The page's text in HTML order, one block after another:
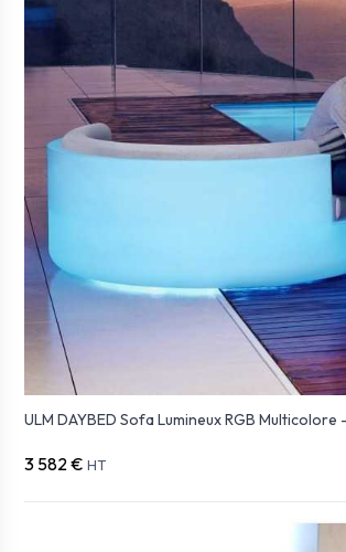
ULM DAYBED Sofa Lumineux RGB Multicolore
3 582 € HT